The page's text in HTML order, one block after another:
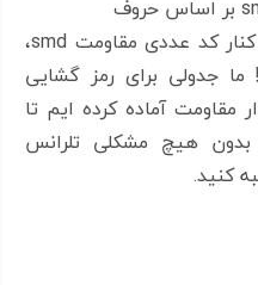
از آنجایی حرف نوشته شده در کنار کد عددی مقاومت smd،
جدولی برای رمز گشایی
آماده کرده ایم تا
هیچ مشکلی تلرانس